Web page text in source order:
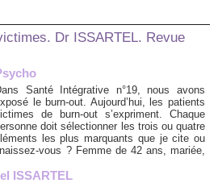
Dr ISSARTEL. Revue
Santé Intégrative n°19, nous avons
le burn-out. Aujourd’hui, les patients
de burn-out s’expriment. Chaque
doit sélectionner les trois ou quatre
les plus marquants que je cite ou
vous ? Femme de 42 ans, mariée,
ISSARTEL